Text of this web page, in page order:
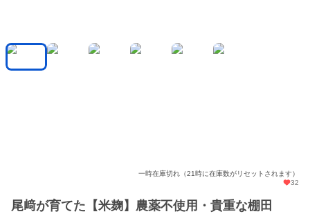
一時在庫切れ（21時に在庫数がリセットされます）
32
尾﨑が育てた【米麹】農薬不使用・貴重な棚田